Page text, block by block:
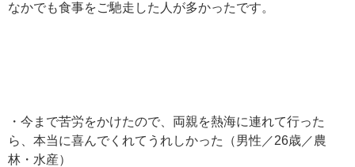
なかでも食事をご馳走した人が多かったです。
・今まで苦労をかけたので、両親を熱海に連れて行った
ら、本当に喜んでくれてうれしかった（男性／26歳／農
林・水産）